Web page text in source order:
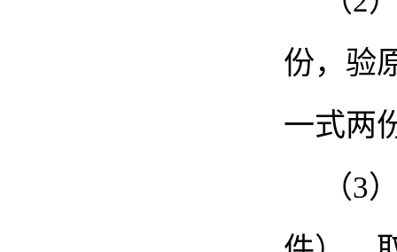
份，验
一式两
（3